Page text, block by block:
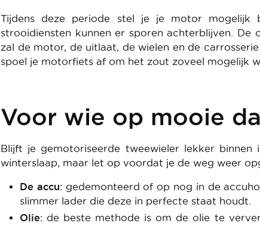
Tijdens deze periode stel je je motor mogelijk
strooidiensten kunnen er sporen achterblijven. De
zal de motor, de uitlaat, de wielen en de
spoel je motorfiets af om het zout zoveel mogelijk
Voor wie op mooie
Blijft je gemotoriseerde tweewieler lekker binnen
winterslaap, maar let op voordat je de weg weer
De accu: gedemonteerd of op nog in de
slimmer lader die deze in perfecte staat houdt.
Olie: de beste methode is om de olie te